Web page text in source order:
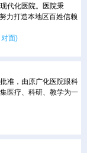
代化医院。医院秉
力打造本地区百姓信赖
面)
准，由原广化医院眼科
医疗、科研、教学为一